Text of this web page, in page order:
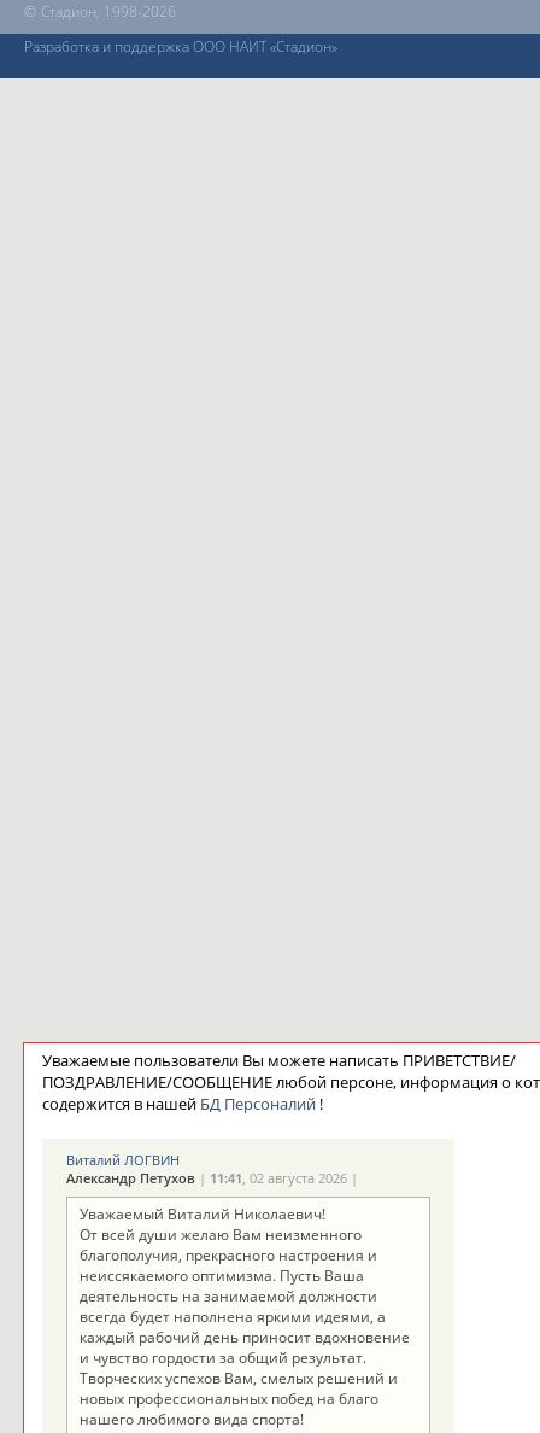
© Стадион, 1998-2026
Разработка и поддержка ООО НАИТ «Стадион»
Уважаемые пользователи Вы можете написать ПРИВЕТСТВИЕ/
ПОЗДРАВЛЕНИЕ/СООБЩЕНИЕ любой персоне, информация о
содержится в нашей БД Персоналий!
Виталий ЛОГВИН
Александр Петухов| 11:41, 02 августа 2026 |
Уважаемый Виталий Николаевич!
От всей души желаю Вам неизменного
благополучия, прекрасного настроения и
неиссякаемого оптимизма. Пусть Ваша
деятельность на занимаемой должности
всегда будет наполнена яркими идеями, а
каждый рабочий день приносит вдохновение
и чувство гордости за общий результат.
Творческих успехов Вам, смелых решений и
новых профессиональных побед на благо
нашего любимого вида спорта!